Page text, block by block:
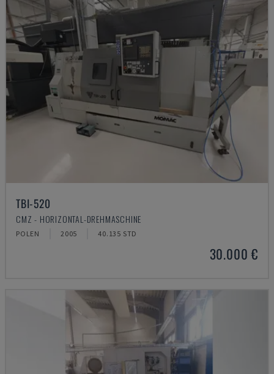
TBI-520
CMZ - HORIZONTAL-DREHMASCHINE
POLEN 2005 40.135 STD
30.000 €